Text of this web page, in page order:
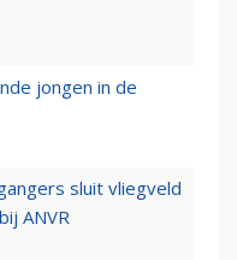
jongen in de
sluit vliegveld
ANVR